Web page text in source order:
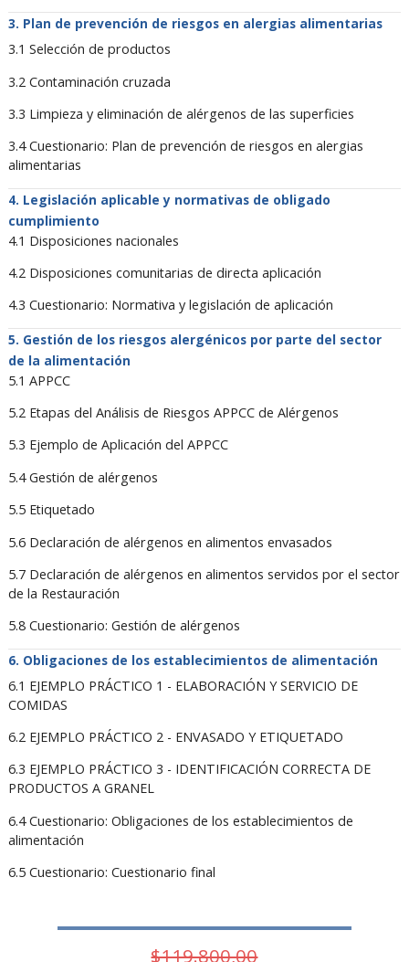
Plan de prevención de riesgos en alergias alimentarias
3.1 Selección de productos
3.2 Contaminación cruzada
3.3 Limpieza y eliminación de alérgenos de las superficies
3.4 Cuestionario: Plan de prevención de riesgos en alergias
alimentarias
Legislación aplicable y normativas de obligado
cumplimiento
4.1 Disposiciones nacionales
4.2 Disposiciones comunitarias de directa aplicación
4.3 Cuestionario: Normativa y legislación de aplicación
Gestión de los riesgos alergénicos por parte del sector
de la alimentación
5.1 APPCC
5.2 Etapas del Análisis de Riesgos APPCC de Alérgenos
5.3 Ejemplo de Aplicación del APPCC
5.4 Gestión de alérgenos
5.5 Etiquetado
5.6 Declaración de alérgenos en alimentos envasados
5.7 Declaración de alérgenos en alimentos servidos por el sector
de la Restauración
5.8 Cuestionario: Gestión de alérgenos
Obligaciones de los establecimientos de alimentación
6.1 EJEMPLO PRÁCTICO 1 - ELABORACIÓN Y SERVICIO DE
COMIDAS
6.2 EJEMPLO PRÁCTICO 2 - ENVASADO Y ETIQUETADO
6.3 EJEMPLO PRÁCTICO 3 - IDENTIFICACIÓN CORRECTA DE
PRODUCTOS A GRANEL
6.4 Cuestionario: Obligaciones de los establecimientos de
alimentación
6.5 Cuestionario: Cuestionario final
$119.800,00